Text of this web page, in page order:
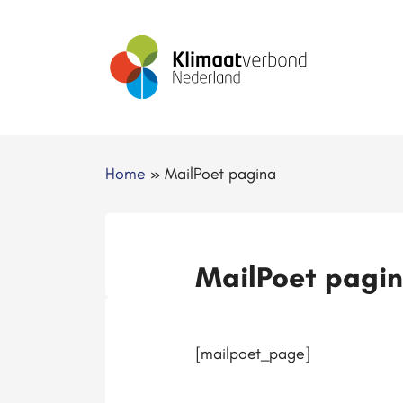
Home » MailPoet pagina
MailPoet
[mailpoet_page]